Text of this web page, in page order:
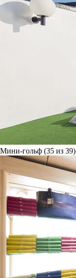
Мини-гольф (35 из 39)